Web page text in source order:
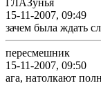
ГЛАЗунья
15-11-2007, 09:49
зачем была ждать
пересмешник
15-11-2007, 09:50
ага, натолкают